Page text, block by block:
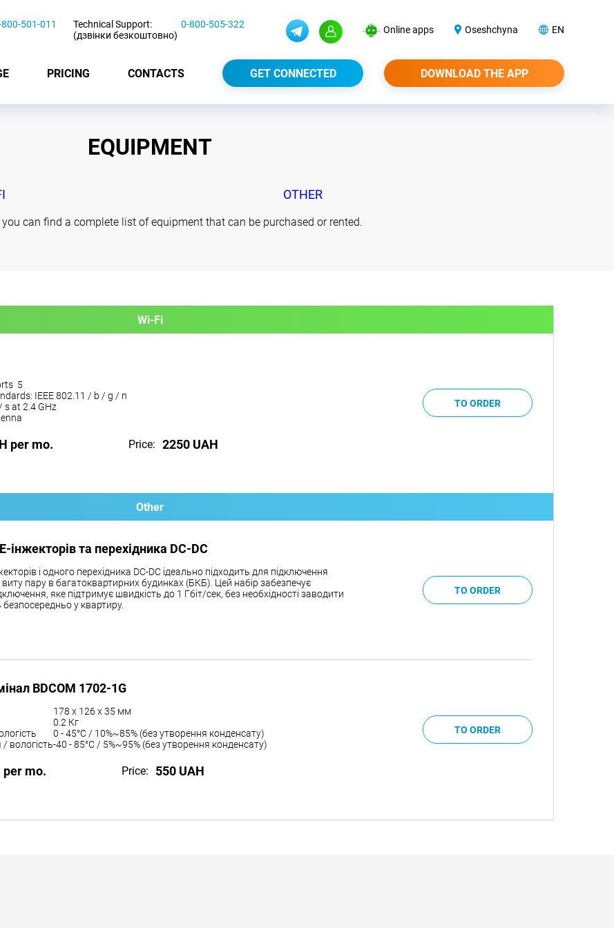
501-011
Technical Support:
(дзвінки безкоштовно)
0-800-505-322 Online apps Oseshchyna EN
PRICING CONTACTS GET CONNECTED DOWNLOAD THE APP
EQUIPMENT
OTHER
can find a complete list of equipment that can be purchased or rented.
Wi-Fi
5
IEEE 802.11 / b / g / n
s at 2.4 GHz
per mo. Price: 2250 UAH
Other
інжекторів та перехідника DC-DC
і одного перехідника DC-DC ідеально підходить для підключення
виту пару в багатоквартирних будинках (БКБ). Цей набір забезпечує
яке підтримує швидкість до 1 Гбіт/сек, без необхідності заводити
у квартиру.
BDCOM 1702-1G
178 x 126 x 35 мм
0.2 Кг
0 - 45°C / 10%~85% (без утворення конденсату)
вологість-40 - 85°C / 5%~95% (без утворення конденсату)
per mo. Price: 550 UAH